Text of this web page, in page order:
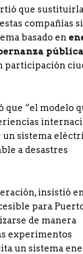
que
compañías
basado en
participación
que “el modelo
un sistema
a desastres
insistió
para
de manera
experimentos
un sistema